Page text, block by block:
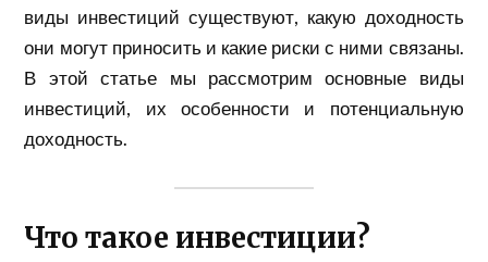
виды инвестиций существуют, какую доходность
они могут приносить и какие риски с ними связаны.
В этой статье мы рассмотрим основные виды
инвестиций, их особенности и потенциальную
доходность.
Что такое инвестиции?